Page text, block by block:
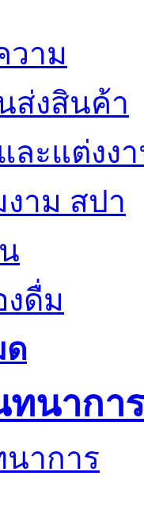
วาม
ส่งสินค้า
ละแต่งง
าม สปา
งดื่ม
ด
ทนาการ